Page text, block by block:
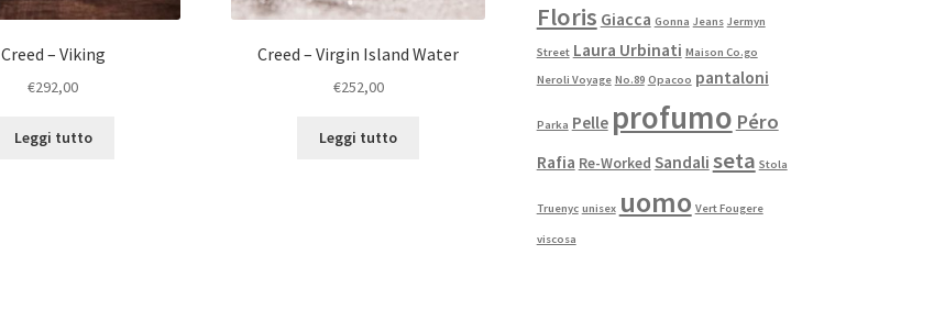
Creed – Viking
€292,00
Leggi tutto
Creed – Virgin Island Water
€252,00
Leggi tutto
Floris Giacca Gonna Jeans Jermyn
Street Laura Urbinati Maison Co.go
Neroli Voyage No.89 Opacoo pantaloni
Parka Pelle profumo Péro
Rafia Re-Worked Sandali seta Stola
Truenyc unisex uomo Vert Fougere
viscosa